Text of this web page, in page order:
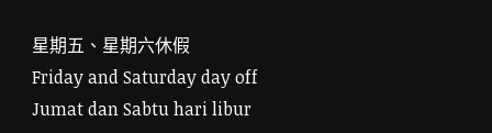
星期五、星期六休假
Friday and Saturday day off
Jumat dan Sabtu hari libur